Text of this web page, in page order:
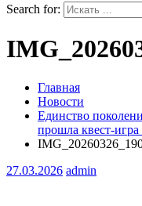
Search for:
Главная
Новости
Единство
прошла квест-
27.03.2026 admin